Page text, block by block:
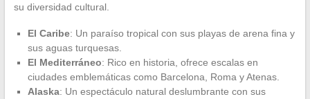
su diversidad cultural.
El Caribe: Un paraíso tropical con sus playas de arena fina y
sus aguas turquesas.
El Mediterráneo: Rico en historia, ofrece escalas en
ciudades emblemáticas como Barcelona, Roma y Atenas.
Alaska: Un espectáculo natural deslumbrante con sus